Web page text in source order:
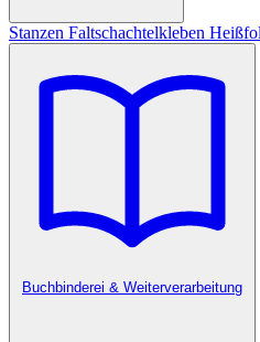
Stanzen Faltschachtelkleben
Buchbinderei & Weiterverarbeitung